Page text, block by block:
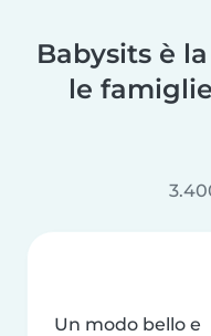
Babysits è
le
Un modo bello e